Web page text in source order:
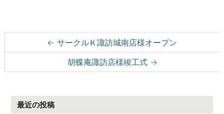
Post navigation
← サークルＫ諏訪城南店様オープン
胡蝶庵諏訪店様竣工式 →
最近の投稿